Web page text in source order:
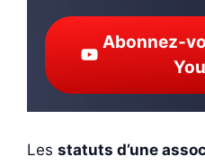
Abonnez-
Les statuts d’une